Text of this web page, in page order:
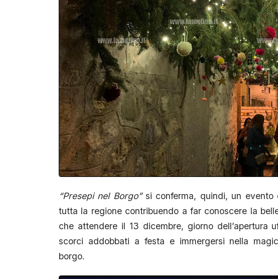
“Presepi nel Borgo”si conferma, quindi, un evento
tutta la regione contribuendo a far conoscere la
che attendere il 13 dicembre, giorno dell’apertura
scorci addobbati a festa e immergersi nella
borgo.